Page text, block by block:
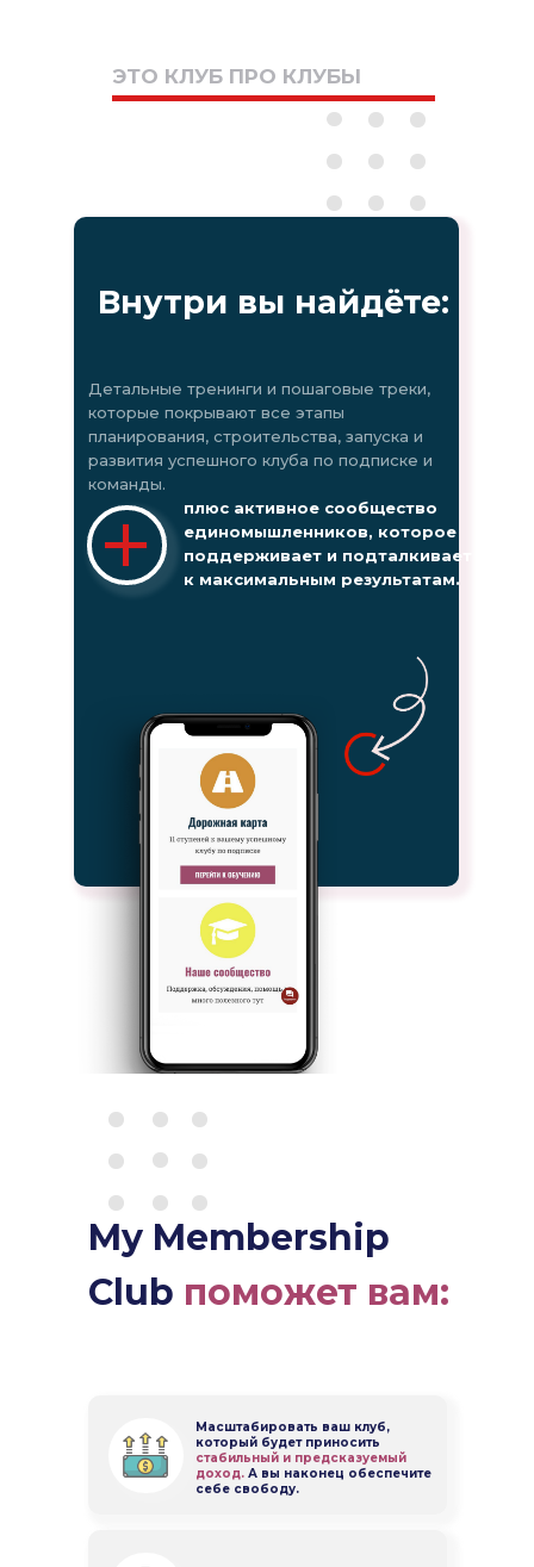
Предпринимателей,
которые хотят создать
оффлайнового бизнеса и
страховать риски на
ЭТО КЛУБ ПРО КЛУБЫ
Внутри вы найдёте:
Детальные тренинги и пошаговые треки,
которые покрывают все этапы
планирования, строительства, запуска и
развития успешного клуба по подписке и
команды.
плюс активное сообщество
единомышленников, которое
поддерживает и подталкивает
к максимальным результатам.
My Membership
Club поможет вам:
Масштабировать ваш клуб,
который будет приносить
стабильный и предсказуемый
доход. А вы наконец обеспечите
себе свободу.